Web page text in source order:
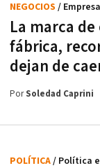
La marca
fábrica,
dejan de
NEGOCIOS /
PorSoledad Caprini
POLÍTICA/ Política